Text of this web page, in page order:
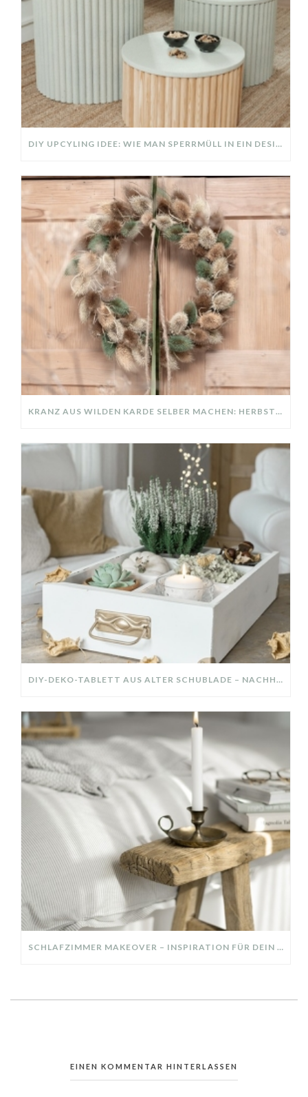
DIY UPCYLING IDEE: WIE MAN SPERRMÜLL IN EIN DESIGNER TEIL VERWANDELT
KRANZ AUS WILDEN KARDE SELBER MACHEN: HERBSTDEKO GANZ EINFACH
DIY-DEKO-TABLETT AUS ALTER SCHUBLADE – NACHHALTIGE HERBSTDEKO SELBER MACHEN!
SCHLAFZIMMER MAKEOVER – INSPIRATION FÜR DEIN SCHLAFZIMMER: AUS ALT MACH NEU – HELL, GEMÜTLICH UND EINLADEND
EINEN KOMMENTAR HINTERLASSEN